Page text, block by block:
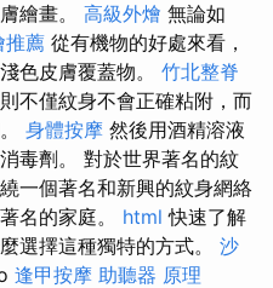
繪畫。 高級外燴 無論如
推薦 從有機物的好處來看，
色皮膚覆蓋物。 竹北整脊
不僅紋身不會正確粘附，而
身體按摩 然後用酒精溶液
毒劑。 對於世界著名的紋
一個著名和新興的紋身網絡
名的家庭。 html 快速了解
選擇這種獨特的方式。 沙
逢甲按摩 助聽器 原理